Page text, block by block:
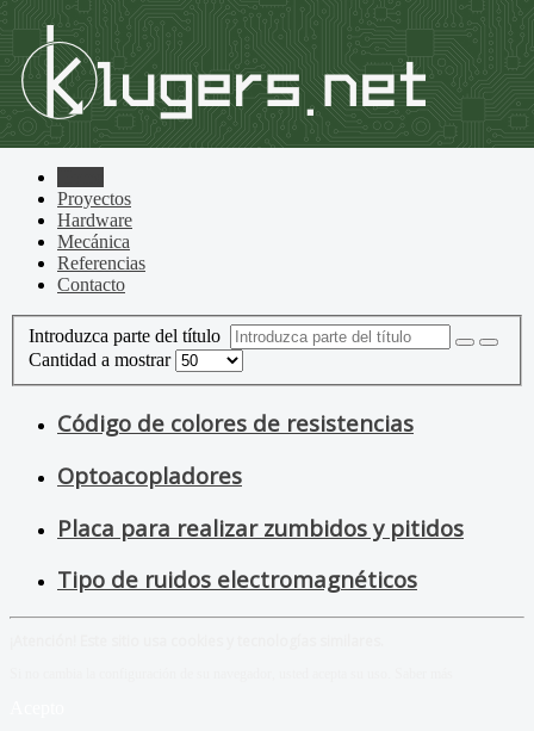
Proyectos
Hardware
Mecánica
Referencias
Contacto
Introduzca parte del título
Cantidad a mostrar
Código de colores de resistencias
Optoacopladores
Placa para realizar zumbidos y pitidos
Tipo de ruidos electromagnéticos